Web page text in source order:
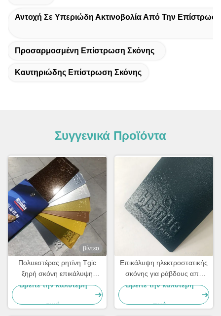
Αντοχή Σε Υπεριώδη Ακτινοβολία Από Την
Προσαρμοσμένη Επίστρωση Σκόνης
Καυτηριώδης Επίστρωση Σκόνης
Συγγενικά Προϊόντα
βίντεο
Πολυεστέρας ρητίνη Tgic
ξηρή σκόνη επικάλυψη
αντοχή σε υπεριώδη
θερμότητα
Βρείτε την καλύτερη
τιμή
Επικάλυψη ηλεκτροστατικής
σκόνης για ράβδους από
ατσάλι
Βρείτε την καλύτερη
τιμή